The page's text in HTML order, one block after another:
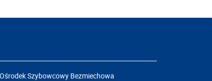
Szybowcowy Bezmiechowa